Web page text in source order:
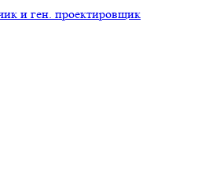
и ген. проектировщик